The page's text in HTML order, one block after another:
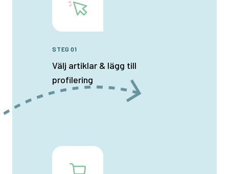
STEG 01
Välj artiklar & lägg till
profilering